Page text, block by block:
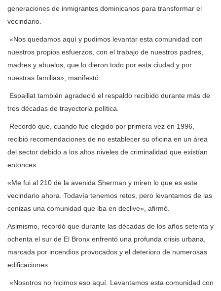
generaciones de inmigrantes dominicanos para transformar el
vecindario.
«Nos quedamos aquí y pudimos levantar esta comunidad con
nuestros propios esfuerzos, con el trabajo de nuestros padres,
madres y abuelos, que lo dieron todo por esta ciudad y por
nuestras familias», manifestó.
Espaillat también agradeció el respaldo recibido durante más de
tres décadas de trayectoria política.
Recordó que, cuando fue elegido por primera vez en 1996,
recibió recomendaciones de no establecer su oficina en un área
del sector debido a los altos niveles de criminalidad que existían
entonces.
«Me fui al 210 de la avenida Sherman y miren lo que es este
vecindario ahora. Todavía tenemos retos, pero levantamos de las
cenizas una comunidad que iba en declive», afirmó.
Asimismo, recordó que durante las décadas de los años setenta y
ochenta el sur de El Bronx enfrentó una profunda crisis urbana,
marcada por incendios provocados y el deterioro de numerosas
edificaciones.
«Nosotros no hicimos eso aquí. Levantamos esta comunidad con